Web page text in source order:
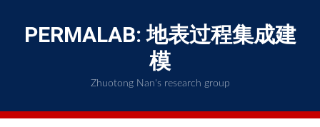
to
content
PERMALAB: 地表过程集成建
模
Zhuotong Nan's research group